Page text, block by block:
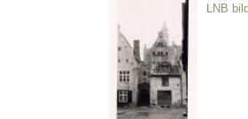
LNB